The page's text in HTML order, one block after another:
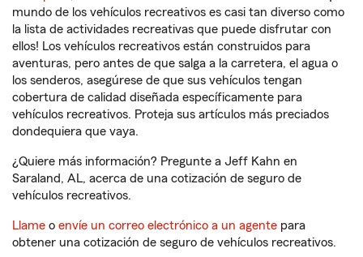
mundo de los vehículos recreativos es casi tan diverso como
la lista de actividades recreativas que puede disfrutar con
ellos! Los vehículos recreativos están construidos para
aventuras, pero antes de que salga a la carretera, el agua o
los senderos, asegúrese de que sus vehículos tengan
cobertura de calidad diseñada específicamente para
vehículos recreativos. Proteja sus artículos más preciados
dondequiera que vaya.
¿Quiere más información? Pregunte a Jeff Kahn en
Saraland, AL, acerca de una cotización de seguro de
vehículos recreativos.
Llame o envíe un correo electrónico a un agente para
obtener una cotización de seguro de vehículos recreativos.